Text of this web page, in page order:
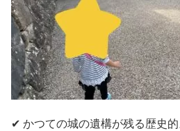
✔ かつての城の遺構が残る歴史的